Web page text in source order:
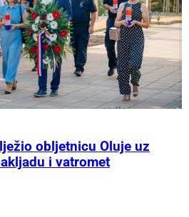
obljetnicu Oluje uz
i vatromet